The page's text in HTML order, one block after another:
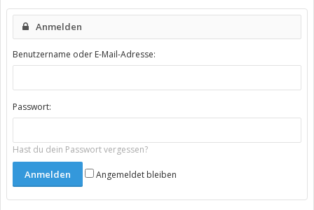
Anmelden
Benutzername oder E-Mail-Adresse:
Passwort:
Hast du dein Passwort vergessen?
Angemeldet bleiben